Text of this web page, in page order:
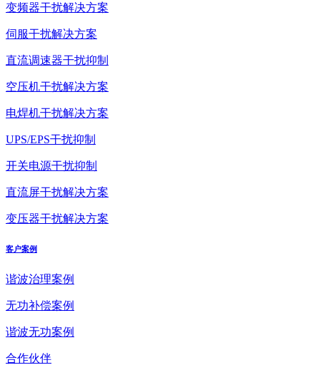
变频器干扰解决方案
伺服干扰解决方案
直流调速器干扰抑制
空压机干扰解决方案
电焊机干扰解决方案
UPS/EPS干扰抑制
开关电源干扰抑制
直流屏干扰解决方案
变压器干扰解决方案
客户案例
谐波治理案例
无功补偿案例
谐波无功案例
合作伙伴